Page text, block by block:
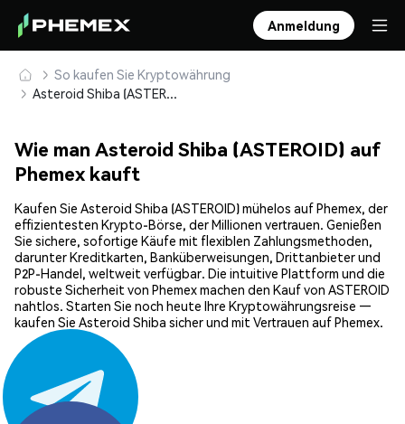
Anmeldung
So kaufen Sie Kryptowährung
Asteroid Shiba (ASTEROID) sicher kaufen und speichern
Wie man Asteroid Shiba (ASTEROID) auf
Phemex kauft
Kaufen Sie Asteroid Shiba (ASTEROID) mühelos auf Phemex, der
effizientesten Krypto-Börse, der Millionen vertrauen. Genießen
Sie sichere, sofortige Käufe mit flexiblen Zahlungsmethoden,
darunter Kreditkarten, Banküberweisungen, Drittanbieter und
P2P-Handel, weltweit verfügbar. Die intuitive Plattform und die
robuste Sicherheit von Phemex machen den Kauf von ASTEROID
nahtlos. Starten Sie noch heute Ihre Kryptowährungsreise —
kaufen Sie Asteroid Shiba sicher und mit Vertrauen auf Phemex.